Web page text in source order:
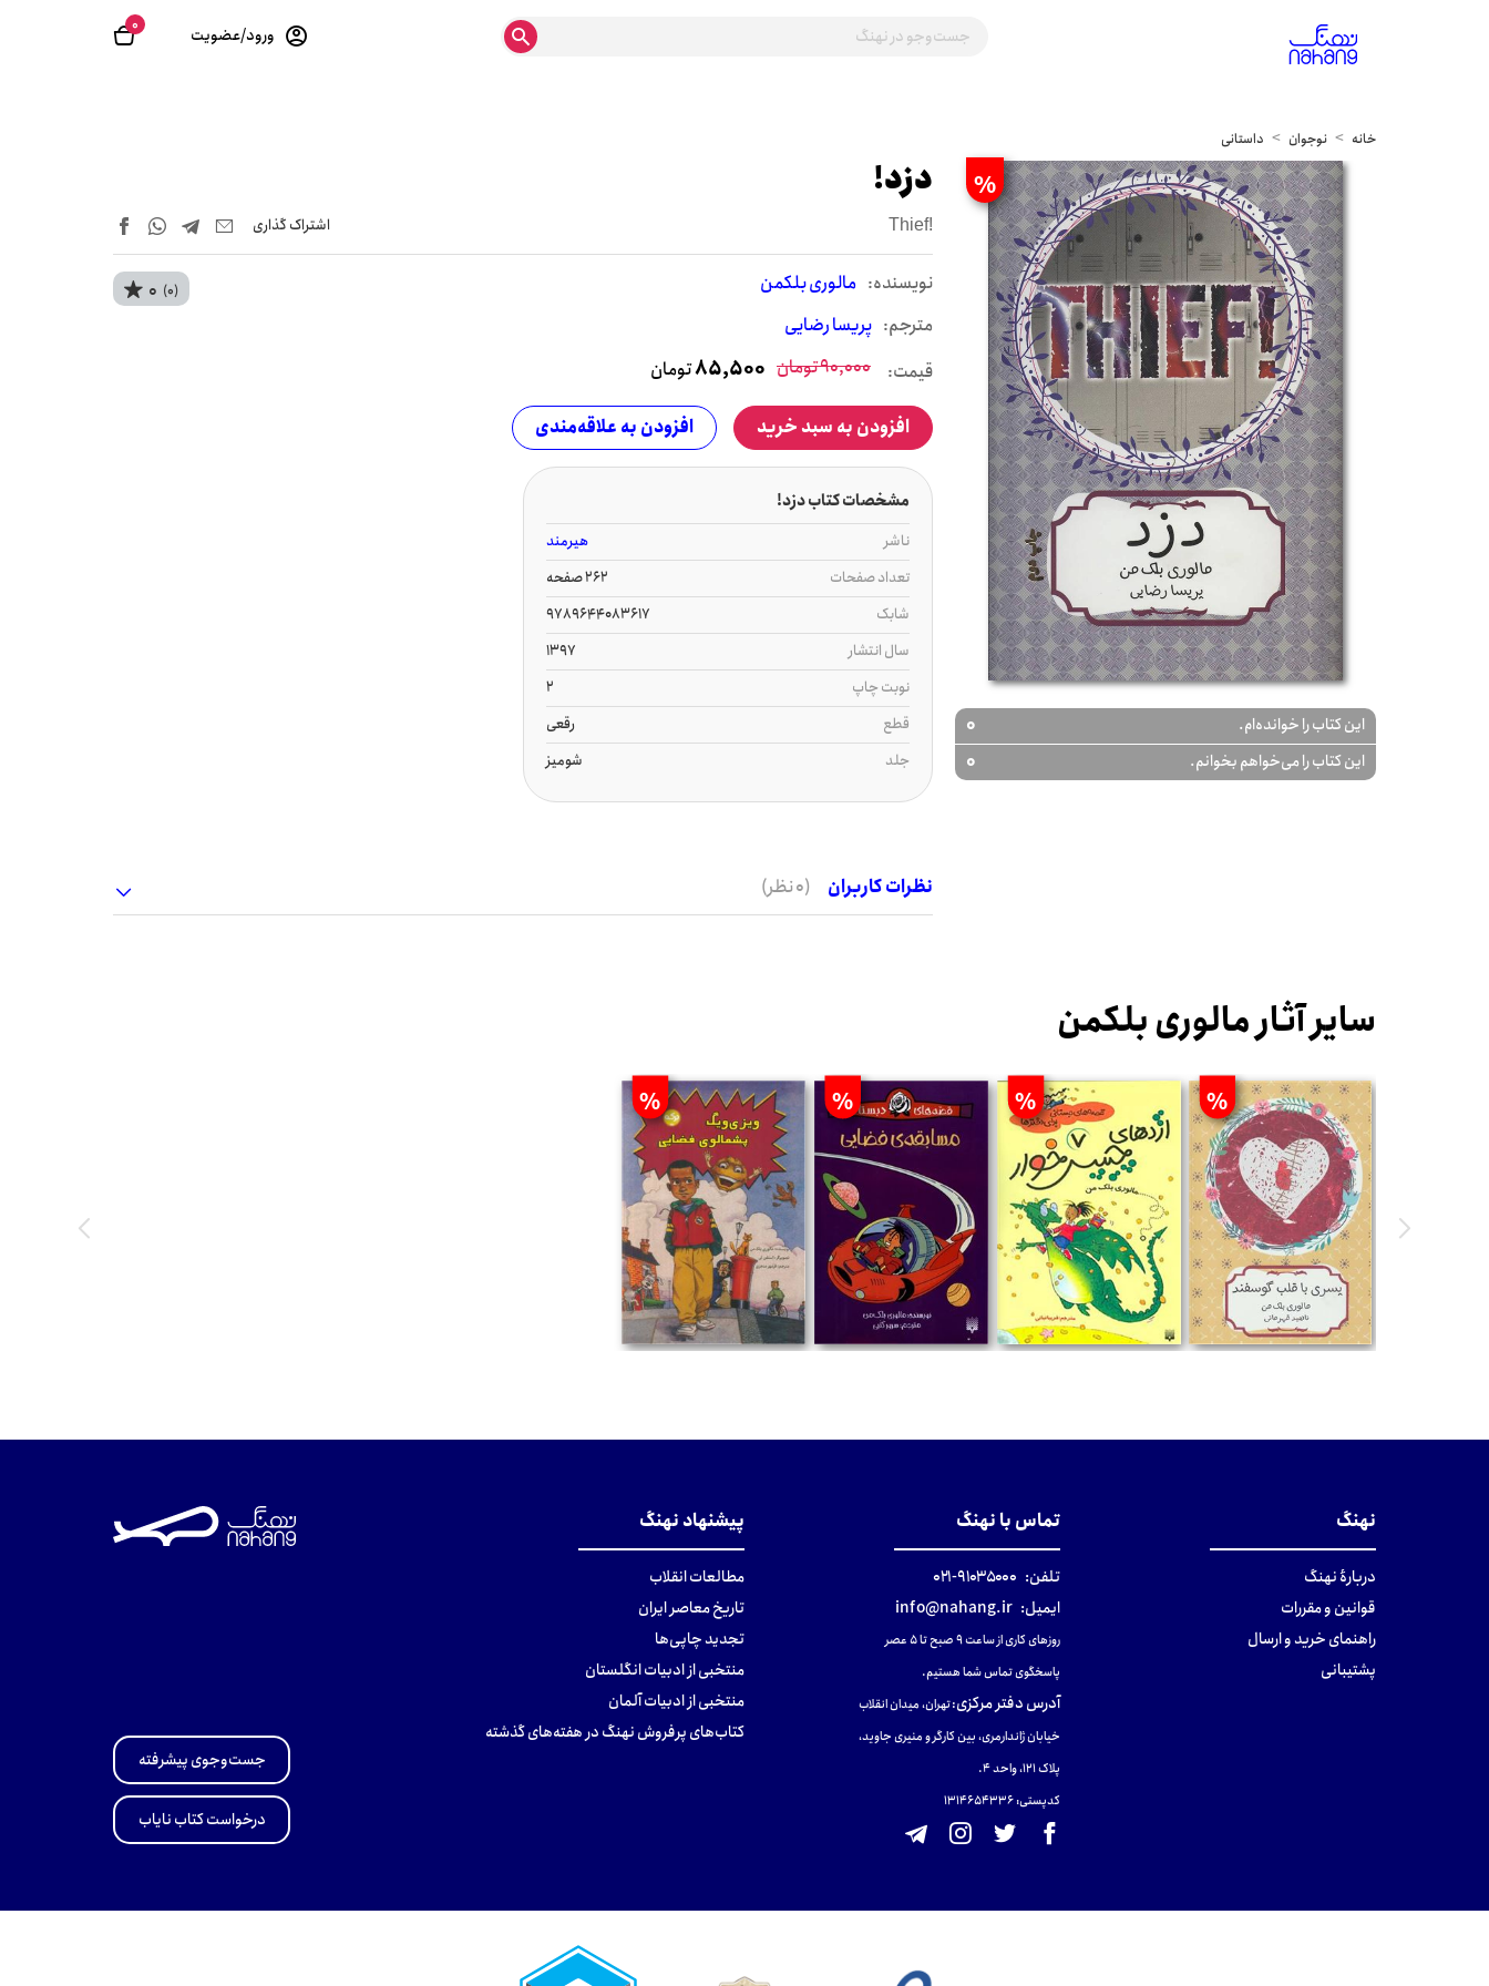
0 ورود/عضویت
خانه نوجوان داستانی
%
این کتاب را خوانده‌ام. 0
این کتاب را می‌خواهم بخوانم. 0
دزد!
Thief! اشتراک‌ گذاری
نويسنده: مالوری بلکمن
مترجم: پریسا رضایی
0 (0)
قیمت: 90,000تومان 85,500تومان
افزودن به سبد خرید افزودن به علاقه‌مندی
مشخصات کتاب دزد!
ناشر
هیرمند
تعداد صفحات
262 صفحه
شابک
9789644083617
سال انتشار
1397
نوبت چاپ
2
قطع
رقعی
جلد
شومیز
نظرات کاربران (0 نظر)
سایر آثار مالوری بلکمن
%
%
%
%
نهنگ
دربارهٔ نهنگ
قوانین و مقررات
راهنمای خرید و ارسال
پشتیبانی
تماس با نهنگ
تلفن: ۹۱۰۳۵۰۰۰-۰۲۱
ایمیل: info@nahang.ir
روزهای کاری از ساعت ۹ صبح تا ۵ عصر
پاسخگوی تماس شما هستیم.
آدرس دفتر مرکزی:تهران، میدان انقلاب
خیابان ژاندارمری، بین کارگر و منیری جاوید،
پلاک 121، واحد ۴.
کدپستی: 131465433۶
پیشنهاد نهنگ
مطالعات انقلاب
تاریخ معاصر ایران
تجدید چاپی‌ها
منتخبی از ادبیات انگلستان
منتخبی از ادبیات آلمان
کتاب‌های پرفروش نهنگ در هفته‌های گذشته
جست‌وجوی پیشرفته
درخواست کتاب نایاب